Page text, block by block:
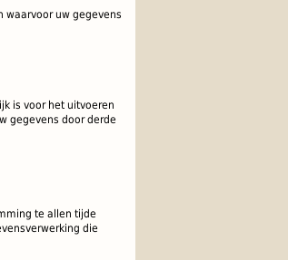
waarvoor uw gegevens
is voor het uitvoeren
gegevens door derde
te allen tijde
die